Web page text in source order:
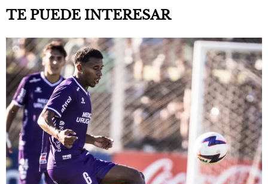
TE PUEDE INTERESAR